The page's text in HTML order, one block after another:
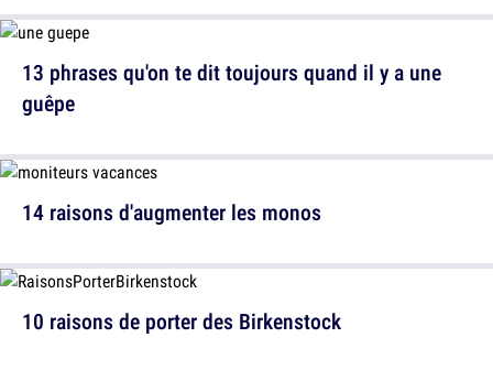
14 raisons d'augmenter les monos
13 phrases qu'on te dit toujours quand il y a une
guêpe
10 raisons de porter des Birkenstock